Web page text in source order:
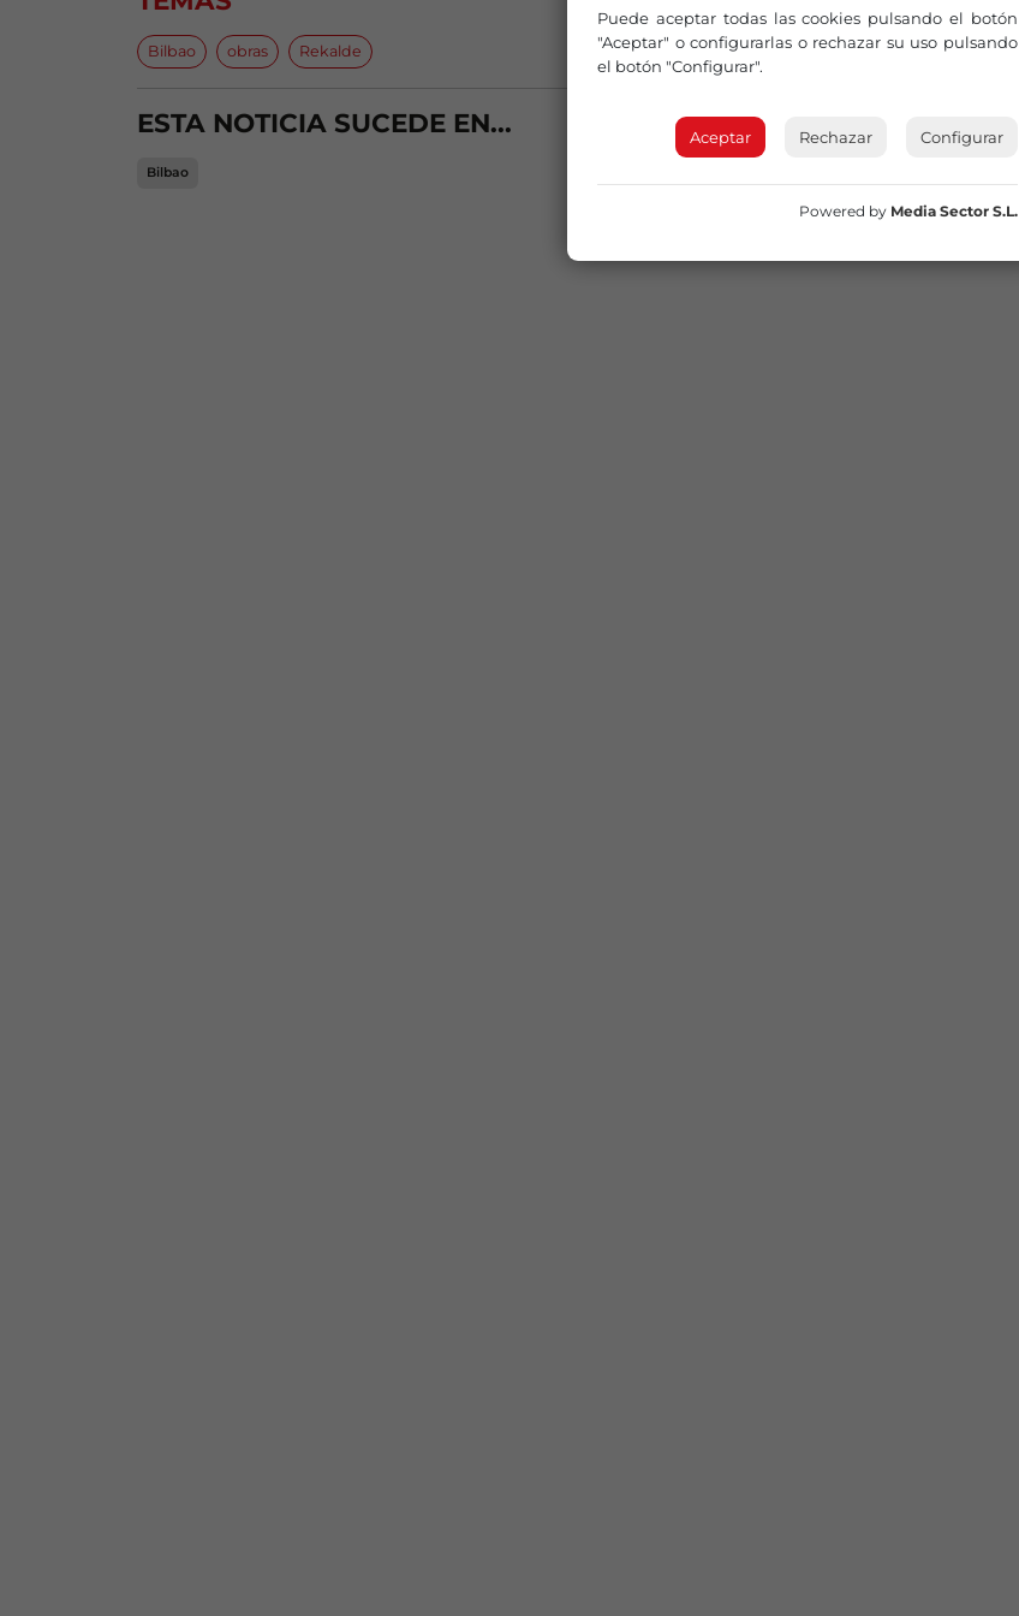
Bilbao obras Rekalde
ESTA NOTICIA SUCEDE EN...
Bilbao
Puede aceptar todas las cookies pulsando el botón
"Aceptar" o configurarlas o rechazar su uso pulsando
el botón "Configurar".
Aceptar Rechazar Configurar
Powered by Media Sector S.L.